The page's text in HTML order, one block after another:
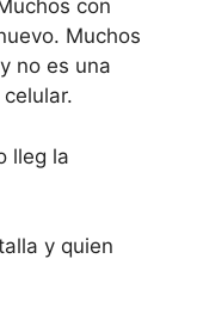
con
Muchos
no es una
lleg la
y quien